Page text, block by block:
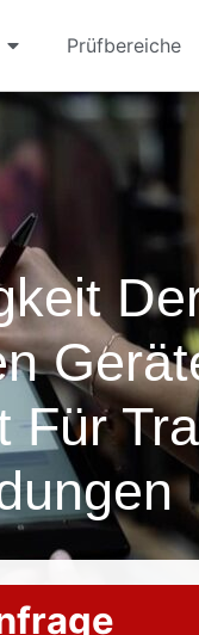
Prüfbereiche
Für